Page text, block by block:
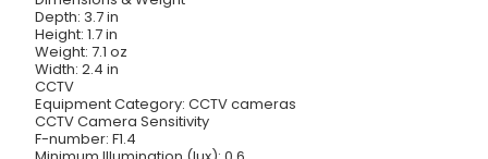
Depth: 3.7 in
Height: 1.7 in
Weight: 7.1 oz
Width: 2.4 in
CCTV
Equipment Category: CCTV cameras
CCTV Camera Sensitivity
F-number: F1.4